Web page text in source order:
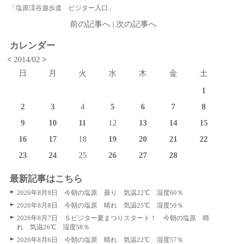
「塩原渓谷遊歩道 ビジター入口」
前の記事へ | 次の記事へ
カレンダー
< 2014/02>
日
月 火 水 木 金
土
1
2
3 4 5 6 7
8
9
10 11 12 13 14
15
16
17 18 19 20 21
22
23
24 25 26 27 28
最新記事はこちら
2026年8月9日 今朝の塩原 曇り 気温22℃ 湿度60％
2026年8月8日 今朝の塩原 晴れ 気温25℃ 湿度59％
2026年8月7日 Ｓビジター夏まつりスタート！ 今朝の塩原 晴
れ 気温26℃ 湿度58％
2026年8月6日 今朝の塩原 晴れ 気温22℃ 湿度57％